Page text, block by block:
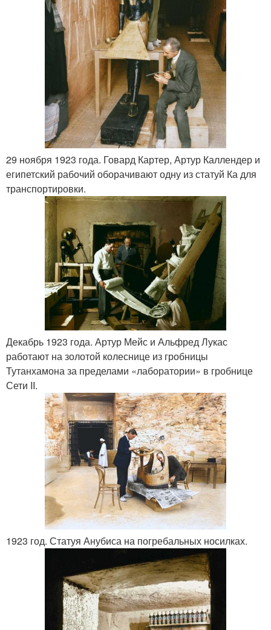
29 ноября 1923 года. Говард Картер, Артур Каллендер и
египетский рабочий оборачивают одну из статуй Ка для
транспортировки.
Декабрь 1923 года. Артур Мейс и Альфред Лукас
работают на золотой колеснице из гробницы
Тутанхамона за пределами «лаборатории» в гробнице
Сети II.
1923 год. Статуя Анубиса на погребальных носилках.